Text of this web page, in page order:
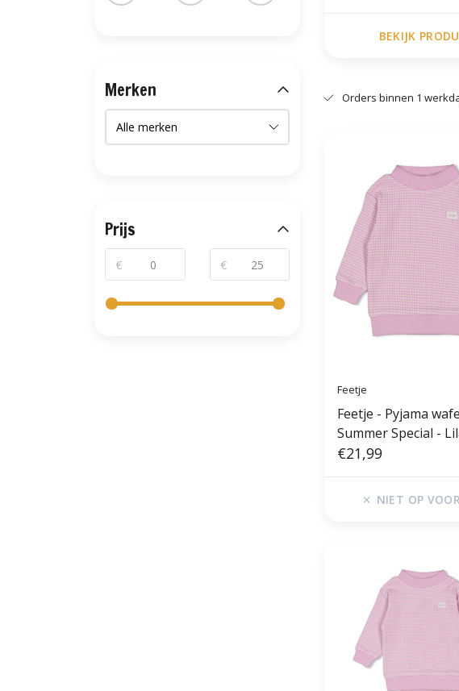
BEKIJK
Orders binnen 1
Feetje
Feetje - Pyjama
Summer Special -
€21,99
NIET OP
Merken
Prijs
€ €